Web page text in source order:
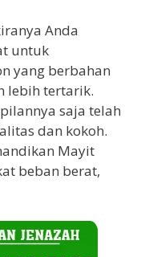
Anda
untuk
yang berbahan
lebih tertarik.
saja telah
dan kokoh.
Mayit
beban berat,